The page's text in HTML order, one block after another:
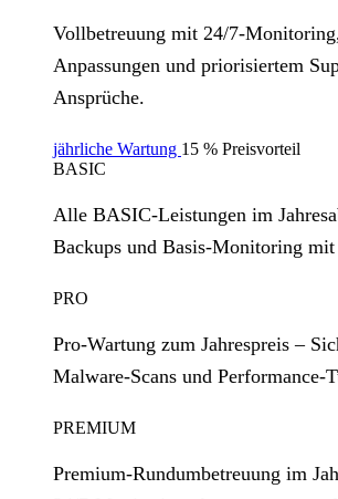
Vollbetreuung mit 24/
Anpassungen und priorisiertem
Ansprüche.
jährliche Wartung 15 % Preisvorteil
BASIC
Alle BASIC‑Leistungen im
Backups und Basis‑Monitoring
PRO
Pro‑Wartung zum Jahrespreis –
Malware‑Scans und
PREMIUM
Premium‑Rundumbetreuung im